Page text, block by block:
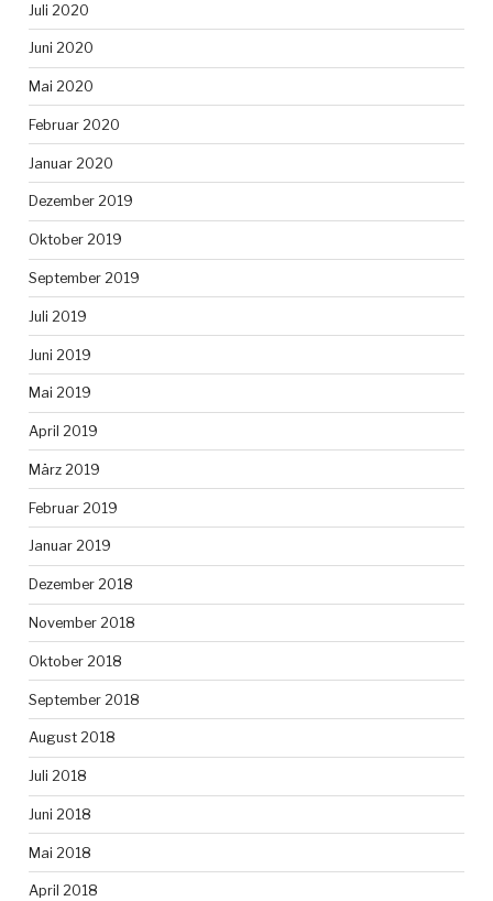
Juli 2020
Juni 2020
Mai 2020
Februar 2020
Januar 2020
Dezember 2019
Oktober 2019
September 2019
Juli 2019
Juni 2019
Mai 2019
April 2019
März 2019
Februar 2019
Januar 2019
Dezember 2018
November 2018
Oktober 2018
September 2018
August 2018
Juli 2018
Juni 2018
Mai 2018
April 2018